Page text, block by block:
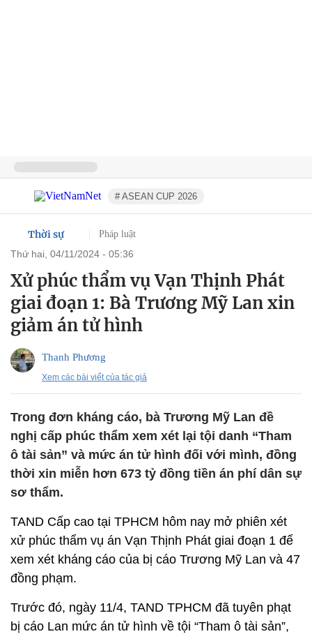
# ASEAN CUP 2026
Thời sự Pháp luật
thứ hai, 04/11/2024 - 05:36
Xử phúc thẩm vụ Vạn Thịnh Phát
giai đoạn 1: Bà Trương Mỹ Lan xin
giảm án tử hình
Thanh Phương
Xem các bài viết của tác giả
Trong đơn kháng cáo, bà Trương Mỹ Lan đề
nghị cấp phúc thẩm xem xét lại tội danh “Tham
ô tài sản” và mức án tử hình đối với mình, đồng
thời xin miễn hơn 673 tỷ đồng tiền án phí dân sự
sơ thẩm.
TAND Cấp cao tại TPHCM hôm nay mở phiên xét
xử phúc thẩm vụ án Vạn Thịnh Phát giai đoạn 1 để
xem xét kháng cáo của bị cáo Trương Mỹ Lan và 47
đồng phạm.
Trước đó, ngày 11/4, TAND TPHCM đã tuyên phạt
bị cáo Lan mức án tử hình về tội “Tham ô tài sản”,